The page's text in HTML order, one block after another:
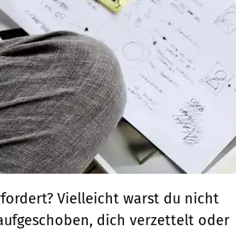
Vielleicht warst du nicht
dich verzettelt oder